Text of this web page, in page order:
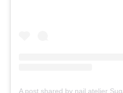
A post shared by nail atelier